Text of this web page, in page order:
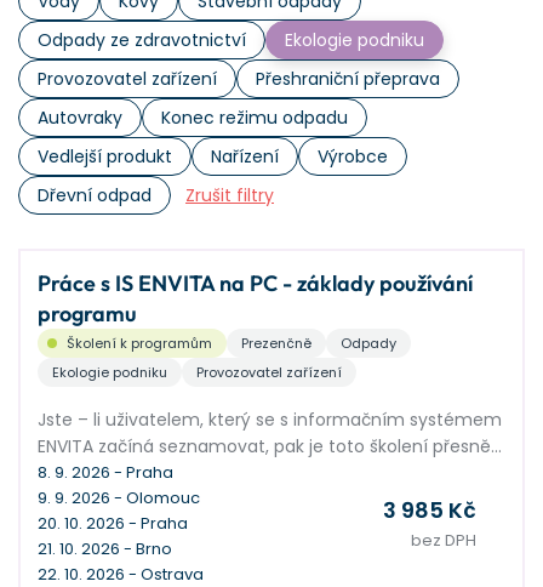
Odpady ze zdravotnictví
Ekologie podniku
Provozovatel zařízení
Přeshraniční přeprava
Autovraky
Konec režimu odpadu
Vedlejší produkt
Nařízení
Výrobce
Dřevní odpad
Zrušit filtry
Práce s IS ENVITA na PC - základy používání
programu
Školení k programům Prezenčně
Odpady
Ekologie podniku
Provozovatel zařízení
Jste – li uživatelem, který se s informačním systémem
ENVITA začíná seznamovat, pak je toto školení přesně
pro vás.
8. 9. 2026 - Praha
9. 9. 2026 - Olomouc
20. 10. 2026 - Praha
21. 10. 2026 - Brno
22. 10. 2026 - Ostrava
3 985 Kč
bez DPH